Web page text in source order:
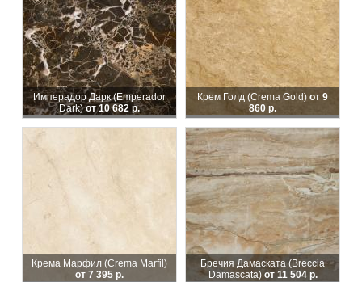
Имперадор Дарк (Emperador
Dark)от 10 682 р.
Крем Голд (Crema Gold) от 9
860 р.
Крема Марфил (Crema Marfil)
от 7 395 р.
Бречия Дамаската (Breccia
Damascata) от 11 504 р.